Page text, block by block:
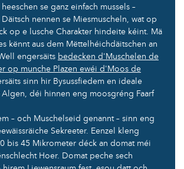
se ganz einfach mussels –
nennen se Miesmuscheln, wat op
op e lusche Charakter hindeite kéint. Mä
kënnt aus dem Mëttelhéichdäitschen an
engersäits bedecken d'Muschelen de
op munche Plazen ewéi d'Moos de
sinn hir Bysussfiedem en ideale
Algen, déi hinnen eng moosgréng Faarf
– och Muschelseid genannt – sinn eng
Sekreeter. Eenzel kleng
bis 45 Mikrometer déck an domat méi
Hoer. Domat peche sech